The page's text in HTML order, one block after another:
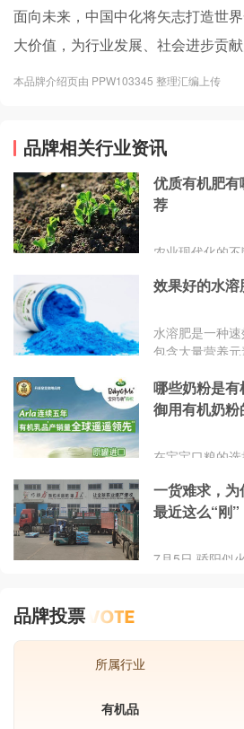
面向未来，中国中化将矢志打造世
大价值，为行业发展、社会进步贡献
本品牌介绍页由 PPW103345 整理汇编上传
品牌相关行业资讯
优质有机肥
荐
农业现代化的
肥有哪些好品牌
业品牌排行榜
效果好的水
水溶肥是一种速
包含大量营养
所以水肥配比
肥方式也可以借
呢?
哪些奶粉是
御用有机奶
在宝宝口粮的
括奶粉。 国内
级:普通食品、
机食品,有机代
一货难求，
最近这么“刚”
7月5日,骄阳似
品牌投票
所属行业
有机品